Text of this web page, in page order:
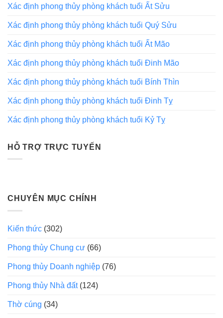
Xác định phong thủy phòng khách tuổi Ất Sửu
Xác định phong thủy phòng khách tuổi Quý Sửu
Xác định phong thủy phòng khách tuổi Ất Mão
Xác định phong thủy phòng khách tuổi Đinh Mão
Xác định phong thủy phòng khách tuổi Bính Thìn
Xác định phong thủy phòng khách tuổi Đinh Tỵ
Xác định phong thủy phòng khách tuổi Kỷ Tỵ
HỖ TRỢ TRỰC TUYẾN
CHUYÊN MỤC CHÍNH
Kiến thức (302)
Phong thủy Chung cư (66)
Phong thủy Doanh nghiệp (76)
Phong thủy Nhà đất(124)
Thờ cúng (34)